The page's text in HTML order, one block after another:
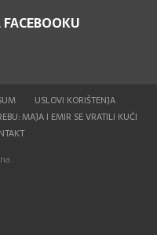
USLOVI KORIŠTENJA
MAJA I EMIR SE VRATILI KUĆI